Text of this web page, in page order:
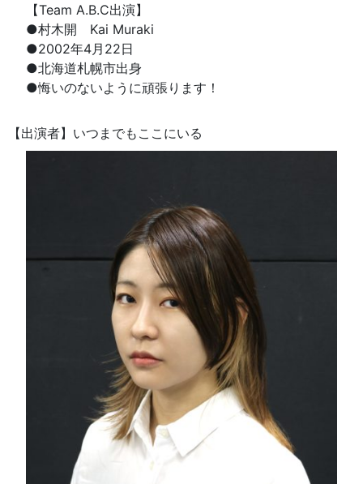
【Team A.B.C出演】
●村木開 Kai Muraki
●2002年4月22日
●北海道札幌市出身
●悔いのないように頑張ります！
【出演者】いつまでもここにいる